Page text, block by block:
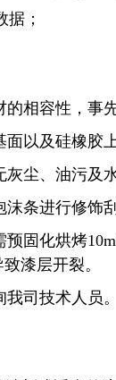
；
相容性，事
以及硅橡胶
尘、油污及
条进行修饰
固化烘烤
漆层开裂。
司技术人员。